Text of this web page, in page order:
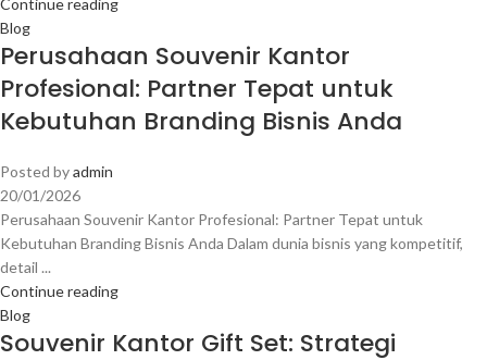
Blog
Perusahaan Souvenir Kantor
Profesional: Partner Tepat untuk
Kebutuhan Branding Bisnis Anda
Posted byadmin
20/01/2026
Perusahaan Souvenir Kantor Profesional: Partner Tepat untuk
Kebutuhan Branding Bisnis Anda Dalam dunia bisnis yang kompetitif,
detail ...
Continue reading
Blog
Souvenir Kantor Gift Set: Strategi